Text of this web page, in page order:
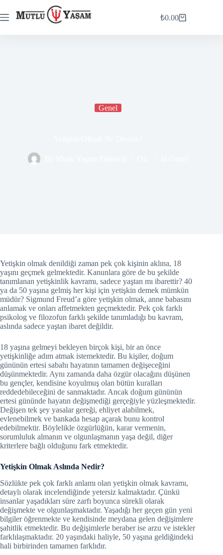
₺0.00
Genel
Yetişkin olmak denildiği zaman pek çok kişinin aklına, 18
yaşını geçmek gelmektedir. Kanunlara göre de bu şekilde
tanımlanan yetişkinlik kavramı, sadece yaştan mı ibarettir? 40
ya da 50 yaşına gelmiş her kişi için yetişkin demek mümkün
müdür? Sigmund Freud’a göre yetişkin olmak, anne babasını
anlamak ve onları affetmekten geçmektedir. Pek çok farklı
psikolog ve filozofun farklı şekilde tanımladığı bu kavram,
aslında sadece yaştan ibaret değildir.
18 yaşına gelmeyi bekleyen birçok kişi, bir an önce
yetişkinliğe adım atmak istemektedir. Bu kişiler, doğum
gününün ertesi sabahı hayatının tamamen değişeceğini
düşünmektedir. Aynı zamanda daha özgür olacağını düşünen
bu gençler, kendisine koyulmuş olan bütün kuralları
reddedebileceğini de sanmaktadır. Ancak doğum gününün
ertesi gününde hayatın değişmediği gerçeğiyle yüzleşmektedir.
Değişen tek şey yasalar gereği, ehliyet alabilmek,
evlenebilmek ve bankada hesap açarak bunu kontrol
edebilmektir. Böylelikle özgürlüğün, karar vermenin,
sorumluluk almanın ve olgunlaşmanın yaşa değil, diğer
kriterlere bağlı olduğunu fark etmektedir.
Yetişkin Olmak Aslında Nedir?
Sözlükte pek çok farklı anlamı olan yetişkin olmak kavramı,
detaylı olarak incelendiğinde yetersiz kalmaktadır. Çünkü
insanlar yaşadıkları süre zarfı boyunca sürekli olarak
değişmekte ve olgunlaşmaktadır. Yaşadığı her geçen gün yeni
bilgiler öğrenmekte ve kendisinde meydana gelen değişimlere
şahitlik etmektedir. Bu değişimlerle beraber ise arzu ve istekler
farklılaşmaktadır. 20 yaşındaki haliyle, 50 yaşına geldiğindeki
hali birbirinden tamamen farklıdır.